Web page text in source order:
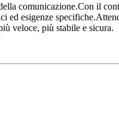
comunicazione.Con il
ed esigenze
veloce, più stabile e sicura.